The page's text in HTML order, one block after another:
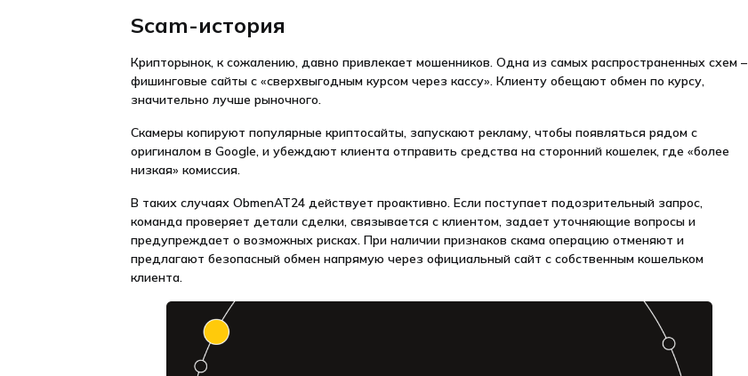
Scam-история
Крипторынок, к сожалению, давно привлекает мошенников. Одна из самых распространенных схем –
фишинговые сайты с «сверхвыгодным курсом через кассу». Клиенту обещают обмен по курсу,
значительно лучше рыночного.
Скамеры копируют популярные криптосайты, запускают рекламу, чтобы появляться рядом с
оригиналом в Google, и убеждают клиента отправить средства на сторонний кошелек, где «более
низкая» комиссия.
В таких случаях ObmenAT24 действует проактивно. Если поступает подозрительный запрос,
команда проверяет детали сделки, связывается с клиентом, задает уточняющие вопросы и
предупреждает о возможных рисках. При наличии признаков скама операцию отменяют и
предлагают безопасный обмен напрямую через официальный сайт с собственным кошельком
клиента.